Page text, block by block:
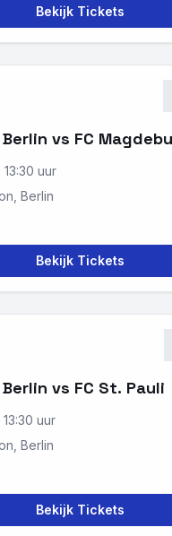
Bekijk Tickets
vs FC
13:30 uur
Berlin
Bekijk Tickets
vs FC St. Pauli
13:30 uur
Berlin
Bekijk Tickets